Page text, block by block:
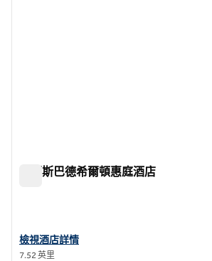
卡爾斯巴德希爾頓惠庭酒店
查看卡爾斯巴德希爾頓惠庭酒店詳情
檢視酒店詳情
7.52 英里